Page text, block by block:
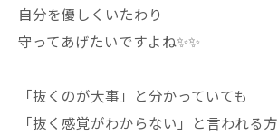
自分を優しくいたわり
守ってあげたいですよね✨✨
「抜くのが大事」と分かっていても
「抜く感覚がわからない」と言われる方